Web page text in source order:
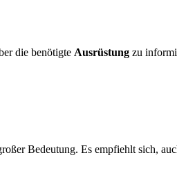
die benötigte Ausrüstung zu
Bedeutung. Es empfiehlt sich,